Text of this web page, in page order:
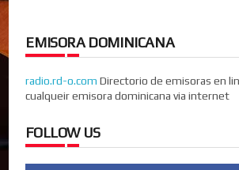
EMISORA DOMINICANA
radio.rd-o.com Directorio de emisoras en
cualqueir emisora dominicana via internet
FOLLOW US